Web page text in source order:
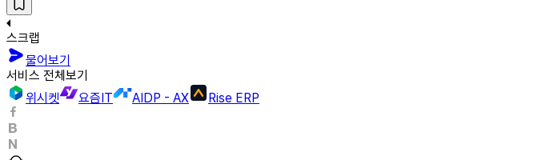
스크랩
물어보기
서비스 전체보기
위시켓
요즘IT AIDP - AX Rise ERP